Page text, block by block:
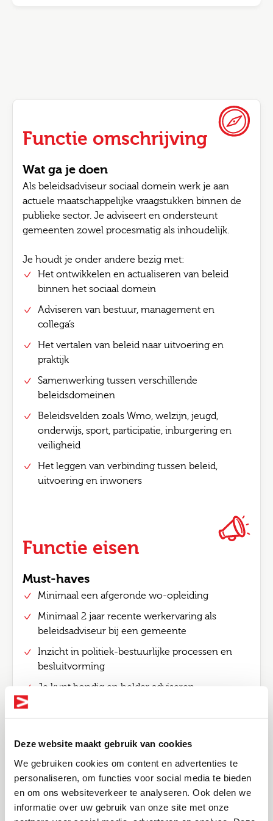
Deze website maakt gebruik van cookies
We gebruiken cookies om content en advertenties te
personaliseren, om functies voor social media te bieden
en om ons websiteverkeer te analyseren. Ook delen we
informatie over uw gebruik van onze site met onze
Functie omschrijving
Wat ga je doen
Als beleidsadviseur sociaal domein werk je aan
actuele maatschappelijke vraagstukken binnen de
publieke sector. Je adviseert en ondersteunt
gemeenten zowel procesmatig als inhoudelijk.
Je houdt je onder andere bezig met:
Het ontwikkelen en actualiseren van beleid
binnen het sociaal domein
Adviseren van bestuur, management en
collega’s
Het vertalen van beleid naar uitvoering en
praktijk
Samenwerking tussen verschillende
beleidsdomeinen
Beleidsvelden zoals Wmo, welzijn, jeugd,
onderwijs, sport, participatie, inburgering en
veiligheid
Het leggen van verbinding tussen beleid,
uitvoering en inwoners
Functie eisen
Must-haves
Minimaal een afgeronde wo-opleiding
Minimaal 2 jaar recente werkervaring als
beleidsadviseur bij een gemeente
Inzicht in politiek-bestuurlijke processen en
besluitvorming
Je kunt bondig en helder adviseren
Kennis van ontwikkelingen binnen één of
meerdere beleidsterreinen van het sociaal
domein
Nice-to-haves
Ervaring met programma- of projectmatig
Altijd als 1e op de hoogte van de
Bel me terug